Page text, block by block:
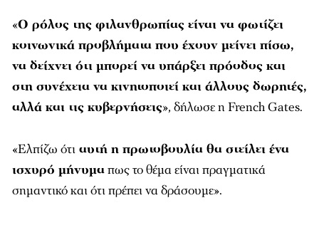
«Ο ρόλος της φιλανθρωπίας είναι να φωτίζει
κοινωνικά προβλήματα που έχουν μείνει πίσω,
να δείχνει ότι μπορεί να υπάρξει πρόοδος και
στη συνέχεια να κινητοποιεί και άλλους δωρητές,
αλλά και τις κυβερνήσεις», δήλωσε η French Gates.
«Ελπίζω ότι αυτή η πρωτοβουλία θα στείλει ένα
ισχυρό μήνυμαπως το θέμα είναι πραγματικά
σημαντικό και ότι πρέπει να δράσουμε».